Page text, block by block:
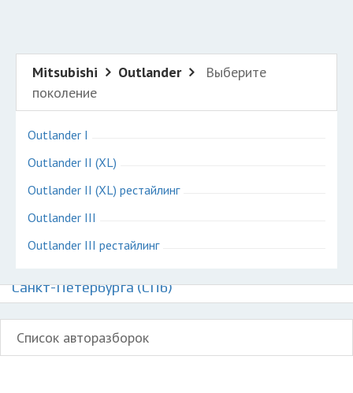
Mitsubishi Outlander
Выберите
поколение
Outlander I
Outlander II (XL)
Outlander II (XL) рестайлинг
Outlander III
Outlander III рестайлинг
Санкт-Петербурга (СПб)
Список авторазборок